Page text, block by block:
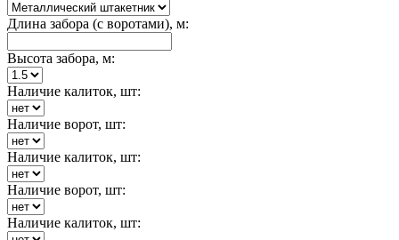
Длина забора (с воротами), м:
Высота забора, м:
Наличие калиток, шт:
Наличие ворот, шт:
Наличие калиток, шт:
Наличие ворот, шт:
Наличие калиток, шт: